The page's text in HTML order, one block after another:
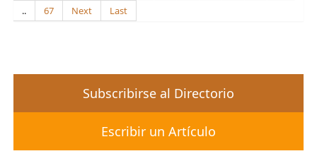
..
67 Next Last
Subscribirse al Directorio
Escribir un Artículo